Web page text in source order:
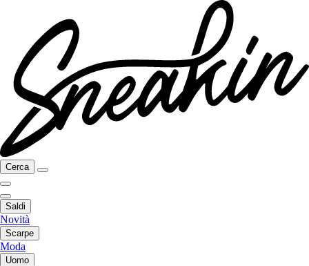
Cerca
Saldi
Novità
Scarpe
Moda
Uomo